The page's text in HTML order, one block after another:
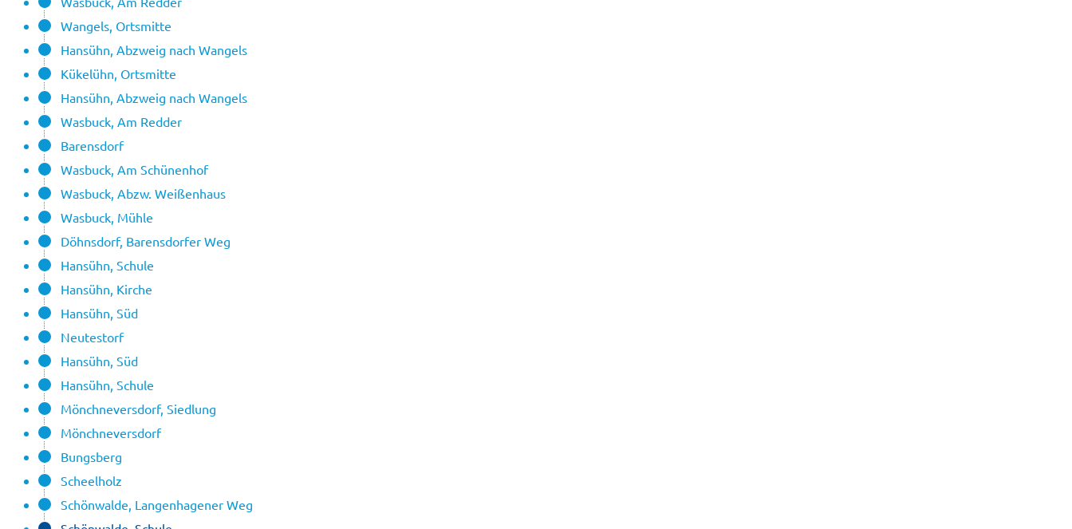
Wangels, Ortsmitte
Hansühn, Abzweig nach Wangels
Kükelühn, Ortsmitte
Hansühn, Abzweig nach Wangels
Wasbuck, Am Redder
Barensdorf
Wasbuck, Am Schünenhof
Wasbuck, Abzw. Weißenhaus
Wasbuck, Mühle
Döhnsdorf, Barensdorfer Weg
Hansühn, Schule
Hansühn, Kirche
Hansühn, Süd
Neutestorf
Hansühn, Süd
Hansühn, Schule
Mönchneversdorf, Siedlung
Mönchneversdorf
Bungsberg
Scheelholz
Schönwalde, Langenhagener Weg